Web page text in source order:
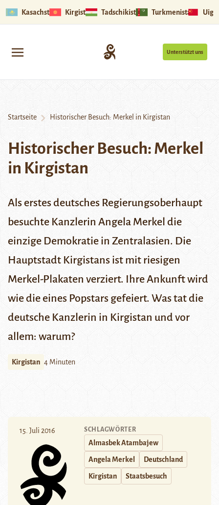
Kasachstan Kirgistan Tadschikistan Turkmenistan
Unterstützt uns
Startseite Historischer Besuch: Merkel in Kirgistan
Historischer Besuch: Merkel
in Kirgistan
Als erstes deutsches Regierungsoberhaupt
besuchte Kanzlerin Angela Merkel die
einzige Demokratie in Zentralasien. Die
Hauptstadt Kirgistans ist mit riesigen
Merkel-Plakaten verziert. Ihre Ankunft wird
wie die eines Popstars gefeiert. Was tat die
deutsche Kanzlerin in Kirgistan und vor
allem: warum?
Kirgistan 4 Minuten
15. Juli 2016 SCHLAGWÖRTER
Almasbek Atambajew
Angela Merkel Deutschland
Kirgistan Staatsbesuch